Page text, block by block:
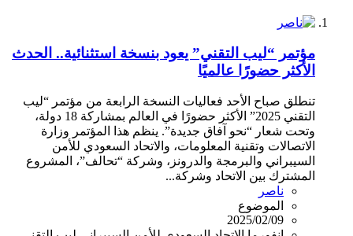
مؤتمر “ليب التقني” يعود بنسخة استثنائية.. الحدث
الأكثر حضورًا عالميًا
تنطلق صباح الأحد فعاليات النسخة الرابعة من مؤتمر “ليب
التقني 2025” الأكثر حضورًا في العالم بمشاركة 18 دولة،
وتحت شعار “نحو آفاق جديدة”. ينظم هذا المؤتمر وزارة
الاتصالات وتقنية المعلومات، والاتحاد السعودي للأمن
السيبراني والبرمجة والدرونز، وشركة “تحالف”، المشروع
المشترك بين الاتحاد وشركة...
ناصر
الموضوع
2025/02/09